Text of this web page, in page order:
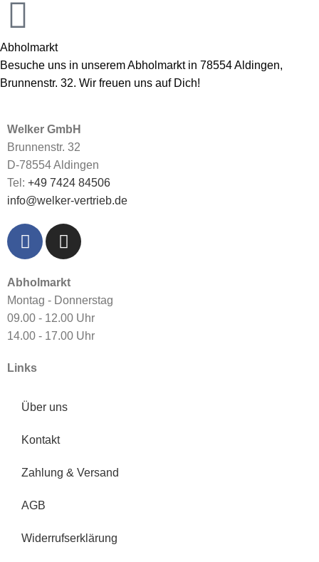
Abholmarkt
Besuche uns in unserem Abholmarkt in 78554 Aldingen,
Brunnenstr. 32. Wir freuen uns auf Dich!
Welker GmbH
Brunnenstr. 32
D-78554 Aldingen
Tel: +49 7424 84506
info@welker-vertrieb.de
Abholmarkt
Montag - Donnerstag
09.00 - 12.00 Uhr
14.00 - 17.00 Uhr
Links
Über uns
Kontakt
Zahlung & Versand
AGB
Widerrufserklärung